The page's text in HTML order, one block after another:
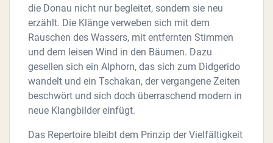
die Donau nicht nur begleitet, sondern sie neu
erzählt. Die Klänge verweben sich mit dem
Rauschen des Wassers, mit entfernten Stimmen
und dem leisen Wind in den Bäumen. Dazu
gesellen sich ein Alphorn, das sich zum Didgerido
wandelt und ein Tschakan, der vergangene Zeiten
beschwört und sich doch überraschend modern in
neue Klangbilder einfügt.
Das Repertoire bleibt dem Prinzip der Vielfältigkeit